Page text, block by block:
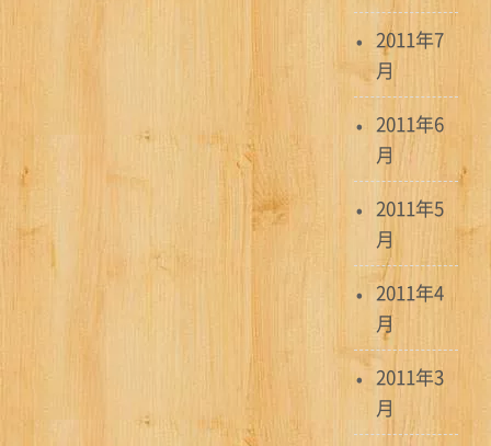
2011年7
月
2011年6
月
2011年5
月
2011年4
月
2011年3
月